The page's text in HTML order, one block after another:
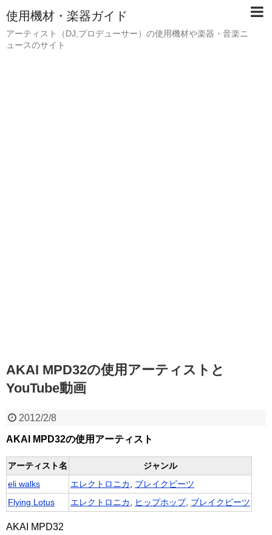
使用機材・楽器ガイド
アーティスト（DJ,プロデューサー）の使用機材や楽器・音楽ニ
ュースのサイト
AKAI MPD32の使用アーティストと
YouTube動画
2012/2/8
AKAI MPD32の使用アーティスト
アーティスト名
ジャンル
eli walks
エレクトロニカ , ブレイクビーツ
Flying Lotus
エレクトロニカ , ヒップホップ, ブレイクビーツ
AKAI MPD32